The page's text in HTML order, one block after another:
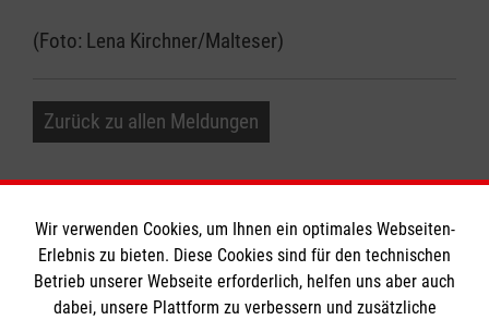
(Foto: Lena Kirchner/Malteser)
Zurück zu allen Meldungen
Informationen
Wir verwenden Cookies, um Ihnen ein optimales Webseiten-
Erlebnis zu bieten. Diese Cookies sind für den technischen
Betrieb unserer Webseite erforderlich, helfen uns aber auch
dabei, unsere Plattform zu verbessern und zusätzliche